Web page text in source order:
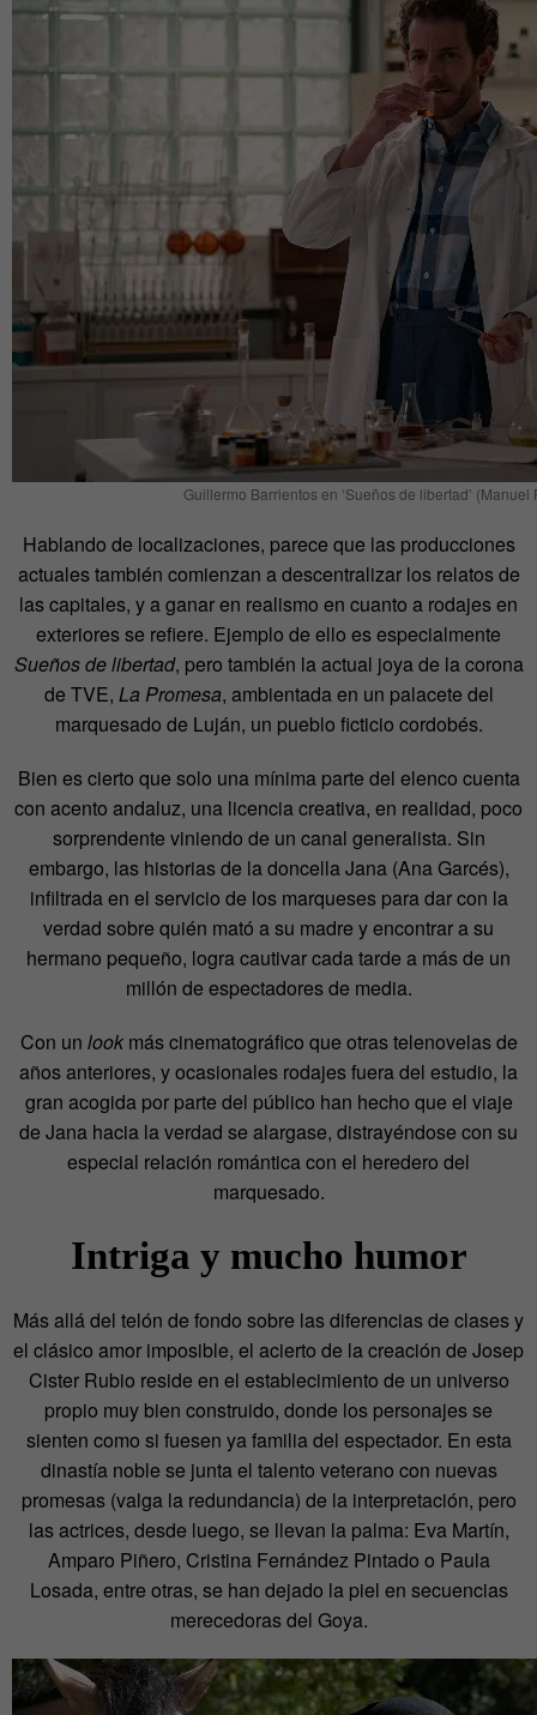
Guillermo Barrientos en ‘Sueños de libertad’
Hablando de localizaciones, parece que las producciones
actuales también comienzan a descentralizar los relatos de
las capitales, y a ganar en realismo en cuanto a rodajes en
exteriores se refiere. Ejemplo de ello es especialmente
Sueños de libertad, pero también la actual joya de la corona
de TVE, La Promesa, ambientada en un palacete del
marquesado de Luján, un pueblo ficticio cordobés.
Bien es cierto que solo una mínima parte del elenco cuenta
con acento andaluz, una licencia creativa, en realidad, poco
sorprendente viniendo de un canal generalista. Sin
embargo, las historias de la doncella Jana (Ana Garcés),
infiltrada en el servicio de los marqueses para dar con la
verdad sobre quién mató a su madre y encontrar a su
hermano pequeño, logra cautivar cada tarde a más de un
millón de espectadores de media.
Con un lookmás cinematográfico que otras telenovelas de
años anteriores, y ocasionales rodajes fuera del estudio, la
gran acogida por parte del público han hecho que el viaje
de Jana hacia la verdad se alargase, distrayéndose con su
especial relación romántica con el heredero del
marquesado.
Intriga y mucho humor
Más allá del telón de fondo sobre las diferencias de clases y
el clásico amor imposible, el acierto de la creación de Josep
Cister Rubio reside en el establecimiento de un universo
propio muy bien construido, donde los personajes se
sienten como si fuesen ya familia del espectador. En esta
dinastía noble se junta el talento veterano con nuevas
promesas (valga la redundancia) de la interpretación, pero
las actrices, desde luego, se llevan la palma: Eva Martín,
Amparo Piñero, Cristina Fernández Pintado o Paula
Losada, entre otras, se han dejado la piel en secuencias
merecedoras del Goya.